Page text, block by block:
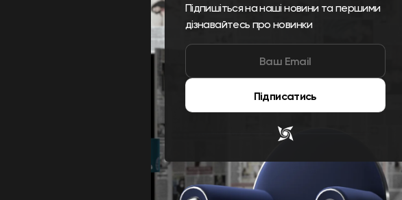
Підпишіться на наші новини та першими
дізнавайтесь про новинки
Підписатись